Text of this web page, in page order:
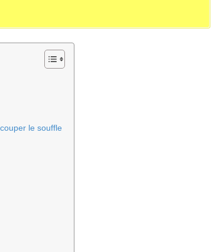
le souffle